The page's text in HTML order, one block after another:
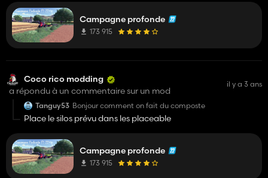
Campagne profonde
173 915
Coco rico modding
a répondu à un commentaire sur un mod
il y a 3 ans
Tanguy53 Bonjour comment on fait du composte
Place le silos prévu dans les placeable
Campagne profonde
173 915